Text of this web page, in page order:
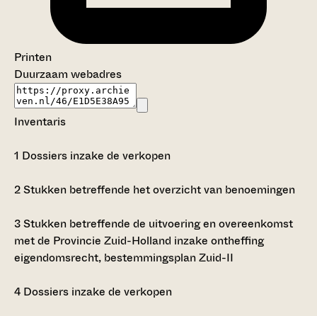
Printen
Duurzaam webadres
Inventaris
1 Dossiers inzake de verkopen
2Stukken betreffende het overzicht van benoemingen
3Stukken betreffende de uitvoering en overeenkomst
met de Provincie Zuid-Holland inzake ontheffing
eigendomsrecht, bestemmingsplan Zuid-II
4 Dossiers inzake de verkopen